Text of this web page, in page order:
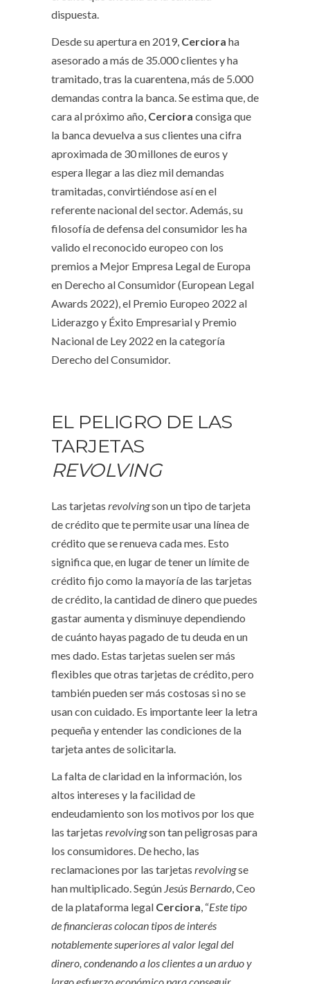
dispuesta.
Desde su apertura en 2019, Cerciora ha
asesorado a más de 35.000 clientes y ha
tramitado, tras la cuarentena, más de 5.000
demandas contra la banca. Se estima que, de
cara al próximo año, Cerciora consiga que
la banca devuelva a sus clientes una cifra
aproximada de 30 millones de euros y
espera llegar a las diez mil demandas
tramitadas, convirtiéndose así en el
referente nacional del sector. Además, su
filosofía de defensa del consumidor les ha
valido el reconocido europeo con los
premios a Mejor Empresa Legal de Europa
en Derecho al Consumidor (European Legal
Awards 2022), el Premio Europeo 2022 al
Liderazgo y Éxito Empresarial y Premio
Nacional de Ley 2022 en la categoría
Derecho del Consumidor.
EL PELIGRO DE LAS
TARJETAS
REVOLVING
Las tarjetas revolvingson un tipo de tarjeta
de crédito que te permite usar una línea de
crédito que se renueva cada mes. Esto
significa que, en lugar de tener un límite de
crédito fijo como la mayoría de las tarjetas
de crédito, la cantidad de dinero que puedes
gastar aumenta y disminuye dependiendo
de cuánto hayas pagado de tu deuda en un
mes dado. Estas tarjetas suelen ser más
flexibles que otras tarjetas de crédito, pero
también pueden ser más costosas si no se
usan con cuidado. Es importante leer la letra
pequeña y entender las condiciones de la
tarjeta antes de solicitarla.
La falta de claridad en la información, los
altos intereses y la facilidad de
endeudamiento son los motivos por los que
las tarjetas revolvingson tan peligrosas para
los consumidores. De hecho, las
reclamaciones por las tarjetas revolvingse
han multiplicado. Según Jesús Bernardo , Ceo
de la plataforma legal Cerciora , “Este tipo
de financieras colocan tipos de interés
notablemente superiores al valor legal del
dinero, condenando a los clientes a un arduo y
largo esfuerzo económico para conseguir